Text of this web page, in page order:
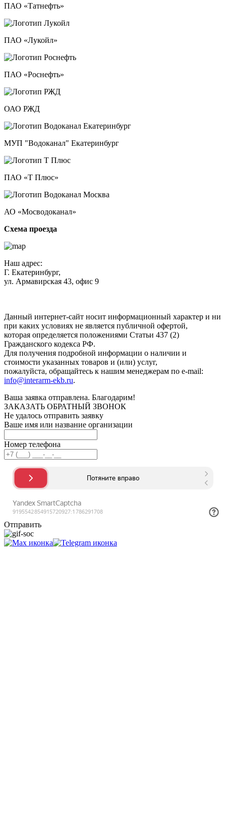
ПАО «Татнефть»
ПАО «Лукойл»
ПАО «Роснефть»
ОАО РЖД
МУП "Водоканал" Екатеринбург
ПАО «Т Плюс»
АО «Мосводоканал»
Схема проезда
Наш адрес:
Г. Екатеринбург,
ул. Армавирская 43, офис 9
Данный интернет-сайт носит информационный характер и ни
при каких условиях не является публичной офертой,
которая определяется положениями Статьи 437 (2)
Гражданского кодекса РФ.
Для получения подробной информации о наличии и
стоимости указанных товаров и (или) услуг,
пожалуйста, обращайтесь к нашим менеджерам по e-mail:
info@interarm-ekb.ru.
Ваша заявка отправлена. Благодарим!
ЗАКАЗАТЬ ОБРАТНЫЙ ЗВОНОК
Не удалось отправить заявку
Ваше имя или название организации
Номер телефона
Отправить